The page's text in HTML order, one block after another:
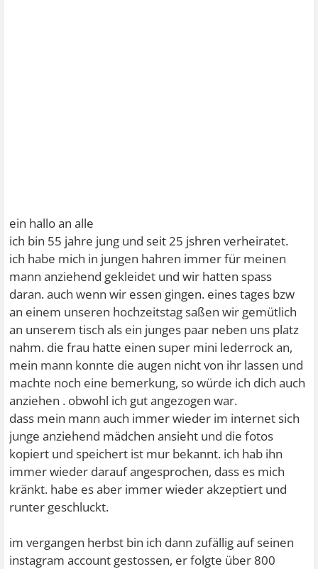
ein hallo an alle
ich bin 55 jahre jung und seit 25 jshren verheiratet.
ich habe mich in jungen hahren immer für meinen
mann anziehend gekleidet und wir hatten spass
daran. auch wenn wir essen gingen. eines tages bzw
an einem unseren hochzeitstag saßen wir gemütlich
an unserem tisch als ein junges paar neben uns platz
nahm. die frau hatte einen super mini lederrock an,
mein mann konnte die augen nicht von ihr lassen und
machte noch eine bemerkung, so würde ich dich auch
anziehen . obwohl ich gut angezogen war.
dass mein mann auch immer wieder im internet sich
junge anziehend mädchen ansieht und die fotos
kopiert und speichert ist mur bekannt. ich hab ihn
immer wieder darauf angesprochen, dass es mich
kränkt. habe es aber immer wieder akzeptiert und
runter geschluckt.
im vergangen herbst bin ich dann zufällig auf seinen
instagram account gestossen, er folgte über 800